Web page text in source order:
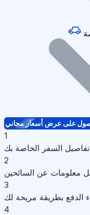
على عرض أسعار مجاني
1
السفر الخاصة بك
2
معلومات عن السائحين
3
الدفع بطريقة مريحة لك
4